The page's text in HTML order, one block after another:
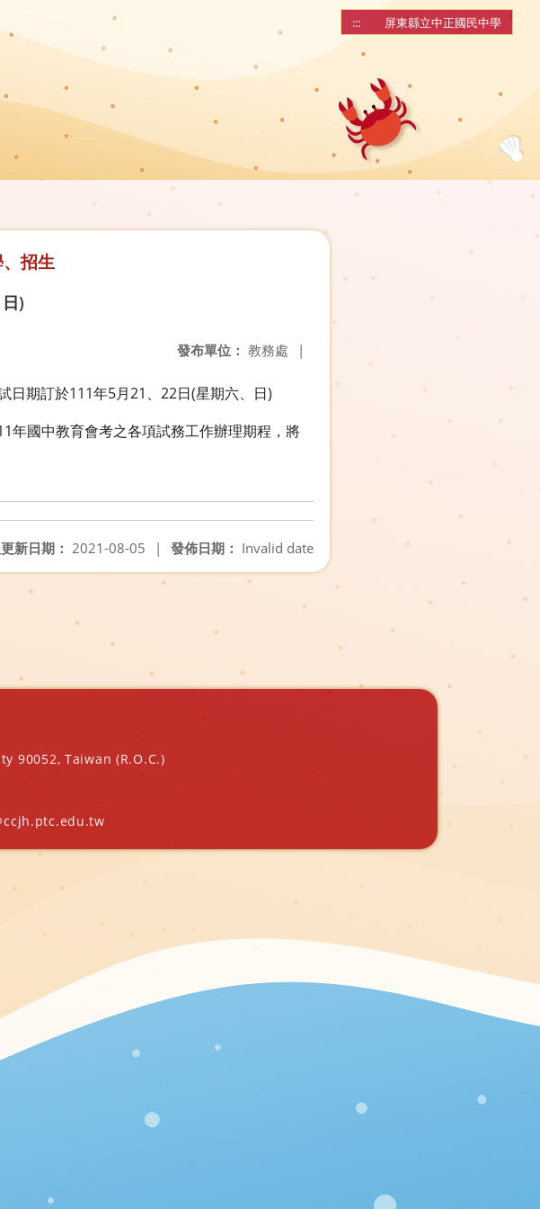
::: 屏東縣立中正國民中學
招生
)
發布單位： 教務處 |
日期訂於111年5月21、22日(星期六、日)
年國中教育會考之各項試務工作辦理期程，將
發佈日期： Invalid date
新日期： 2021-08-05 |
90052, Taiwan (R.O.C.)